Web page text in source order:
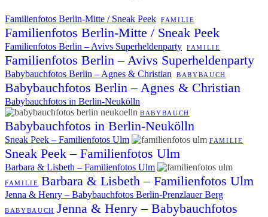
Familienfotos Berlin-Mitte / Sneak Peek FAMILIE
Familienfotos Berlin-Mitte / Sneak Peek
Familienfotos Berlin – Avivs Superheldenparty FAMILIE
Familienfotos Berlin – Avivs Superheldenparty
Babybauchfotos Berlin – Agnes & Christian BABYBAUCH
Babybauchfotos Berlin – Agnes & Christian
Babybauchfotos in Berlin-Neukölln
BABYBAUCH
Babybauchfotos in Berlin-Neukölln
Sneak Peek – Familienfotos Ulm FAMILIE
Sneak Peek – Familienfotos Ulm
Barbara & Lisbeth – Familienfotos Ulm
FAMILIE Barbara & Lisbeth – Familienfotos Ulm
Jenna & Henry – Babybauchfotos Berlin-Prenzlauer Berg
BABYBAUCH Jenna & Henry – Babybauchfotos